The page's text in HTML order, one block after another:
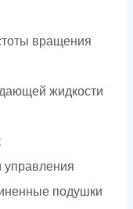
вращения
жидкости
подушки